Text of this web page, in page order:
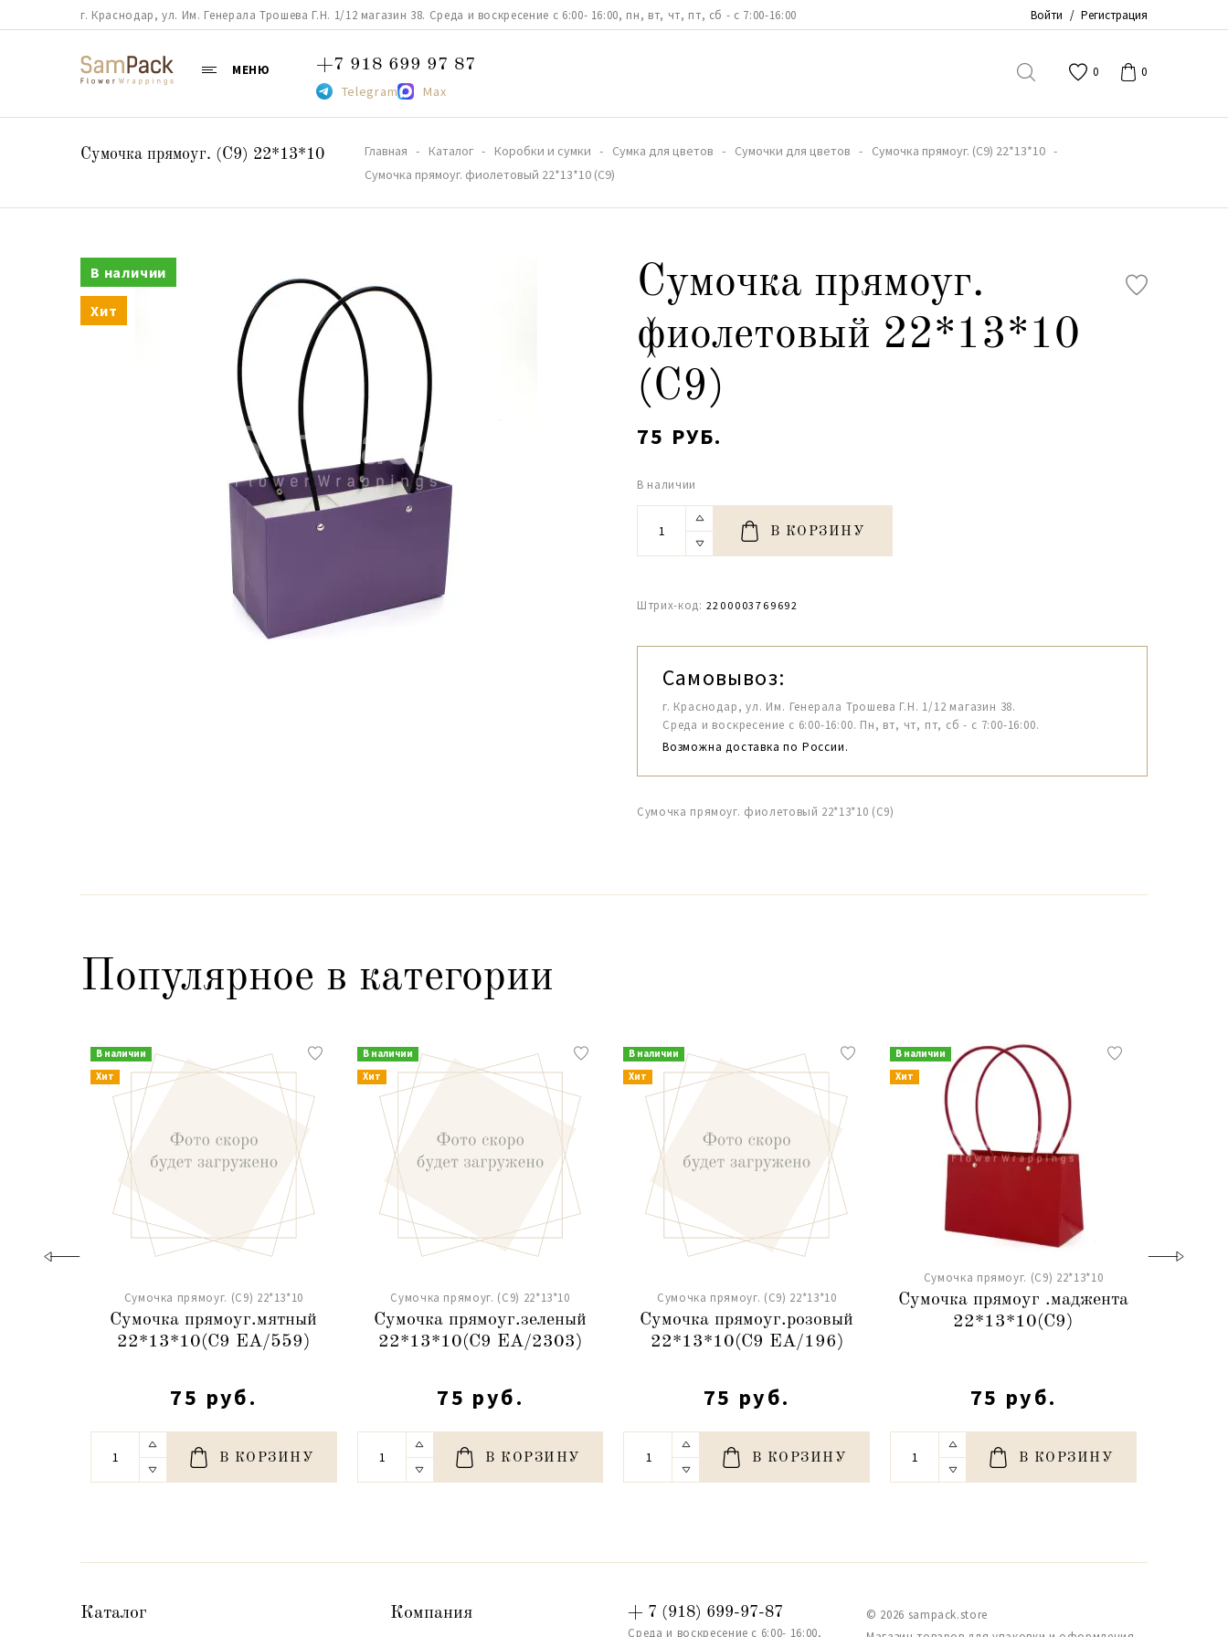
г. Краснодар, ул. Им. Генерала Трошева Г.Н. 1/12 магазин 38. Среда и воскресение с 6:00- 16:00, пн, вт, чт, пт, сб - с 7:00-16:00 Войти / Регистрация
МЕНЮ +7 918 699 97 87
Telegram Max
0 0
Сумочка прямоуг. (С9) 22*13*10 Главная Каталог Коробки и сумки Сумка для цветов Сумочки для цветов
Сумочка прямоуг. (С9) 22*13*10
Сумочка прямоуг. фиолетовый 22*13*10 (С9)
В наличии
Хит
Сумочка прямоуг.
фиолетовый 22*13*10
(С9)
75 РУБ.
В наличии
В КОРЗИНУ
Штрих-код: 2200003769692
Самовывоз:
г. Краснодар, ул. Им. Генерала Трошева Г.Н. 1/12 магазин 38.
Среда и воскресение с 6:00-16:00. Пн, вт, чт, пт, сб - с 7:00-16:00.
Возможна доставка по России.
Сумочка прямоуг. фиолетовый 22*13*10 (С9)
Популярное в категории
В наличии
Хит
Сумочка прямоуг. (С9) 22*13*10
Сумочка прямоуг.мятный
22*13*10(С9 ЕА/559)
75 руб.
В КОРЗИНУ
В наличии
Хит
Сумочка прямоуг. (С9) 22*13*10
Сумочка прямоуг.зеленый
22*13*10(С9 ЕА/2303)
75 руб.
В КОРЗИНУ
В наличии
Хит
Сумочка прямоуг. (С9) 22*13*10
Сумочка прямоуг.розовый
22*13*10(С9 ЕА/196)
75 руб.
В КОРЗИНУ
В наличии
Хит
Сумочка прямоуг. (С9) 22*13*10
Сумочка прямоуг .маджента
22*13*10(С9)
75 руб.
В КОРЗИНУ
Каталог Компания + 7 (918) 699-97-87
Среда и воскресение с 6:00- 16:00,
© 2026 sampack.store